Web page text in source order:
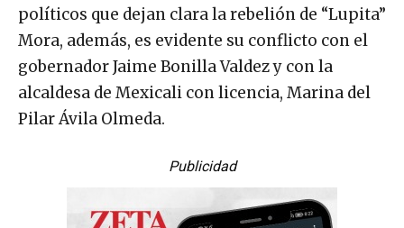
políticos que dejan clara la rebelión de “Lupita”
Mora, además, es evidente su conflicto con el
gobernador Jaime Bonilla Valdez y con la
alcaldesa de Mexicali con licencia, Marina del
Pilar Ávila Olmeda.
Publicidad